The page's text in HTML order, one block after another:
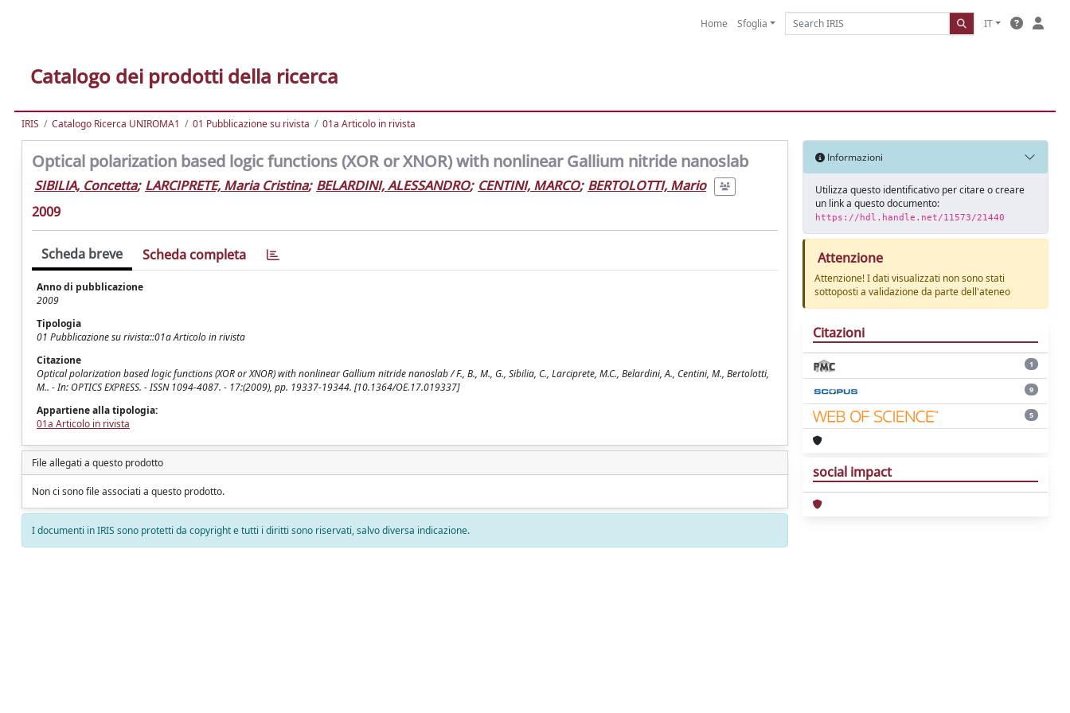
Home Sfoglia IT
Catalogo dei prodotti della ricerca
IRIS Catalogo Ricerca UNIROMA1 01 Pubblicazione su rivista 01a Articolo in rivista
Optical polarization based logic functions (XOR or XNOR) with nonlinear Gallium nitride nanoslab
SIBILIA, Concetta; LARCIPRETE, Maria Cristina; BELARDINI, ALESSANDRO; CENTINI, MARCO; BERTOLOTTI, Mario
2009
Scheda breve Scheda completa
Anno di pubblicazione
2009
Tipologia
01 Pubblicazione su rivista::01a Articolo in rivista
Citazione
Optical polarization based logic functions (XOR or XNOR) with nonlinear Gallium nitride nanoslab / F., B., M., G., Sibilia, C., Larciprete, M.C., Belardini, A., Centini, M., Bertolotti,
M.. - In: OPTICS EXPRESS. - ISSN 1094-4087. - 17:(2009), pp. 19337-19344. [10.1364/OE.17.019337]
Appartiene alla tipologia:
01a Articolo in rivista
File allegati a questo prodotto
Non ci sono file associati a questo prodotto.
I documenti in IRIS sono protetti da copyright e tutti i diritti sono riservati, salvo diversa indicazione.
Informazioni
Utilizza questo identificativo per citare o creare
un link a questo documento:
https://hdl.handle.net/11573/21440
Attenzione
Attenzione! I dati visualizzati non sono stati
sottoposti a validazione da parte dell'ateneo
Citazioni
1
9
5
social impact